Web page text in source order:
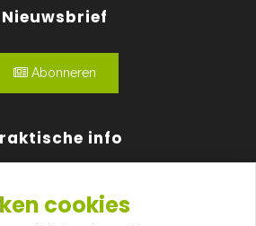
Nieuwsbrief
Abonneren
info
cookies